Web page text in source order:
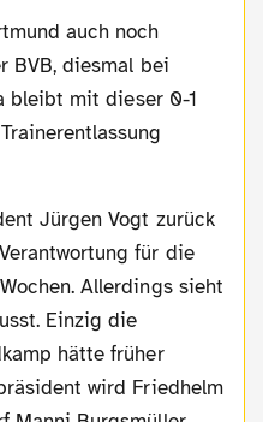
BVB, diesmal bei
bleibt mit dieser 0-1
für die
Allerdings sieht
Einzig die
hätte früher
wird Friedhelm